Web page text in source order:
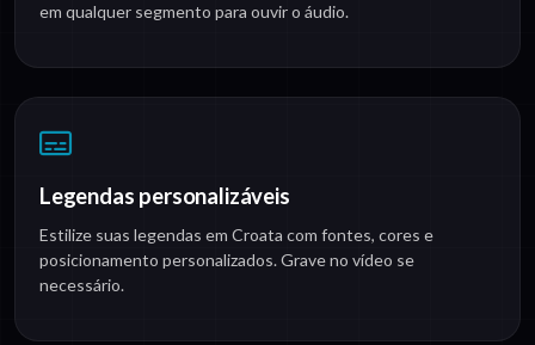
em qualquer segmento para ouvir o áudio.
Legendas personalizáveis
Estilize suas legendas em Croata com fontes, cores e
posicionamento personalizados. Grave no vídeo se
necessário.